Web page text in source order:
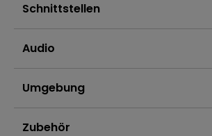
Schnittstellen
Audio
Umgebung
Zubehör